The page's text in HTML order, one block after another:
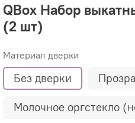
QBox Набор
(2 шт)
Материал дверки
Без дверки
Молочное оргстекло